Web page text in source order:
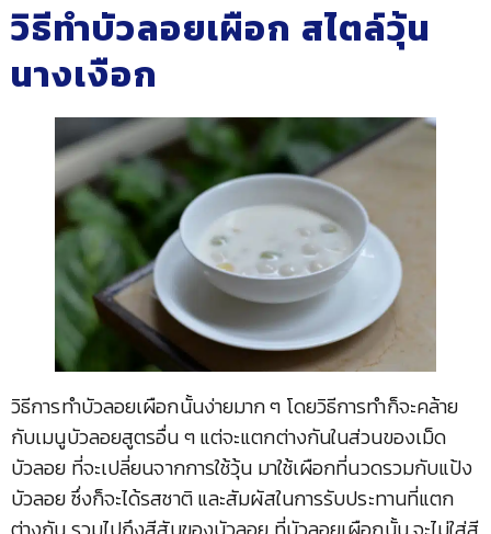
วิธีทำบัวลอยเผือก สไตล์วุ้น
นางเงือก
วิธีการทำบัวลอยเผือกนั้นง่ายมาก ๆ โดยวิธีการทำก็จะคล้าย
กับเมนูบัวลอยสูตรอื่น ๆ แต่จะแตกต่างกันในส่วนของเม็ด
บัวลอย ที่จะเปลี่ยนจากการใช้วุ้น มาใช้เผือกที่นวดรวมกับแป้ง
บัวลอย ซึ่งก็จะได้รสชาติ และสัมผัสในการรับประทานที่แตก